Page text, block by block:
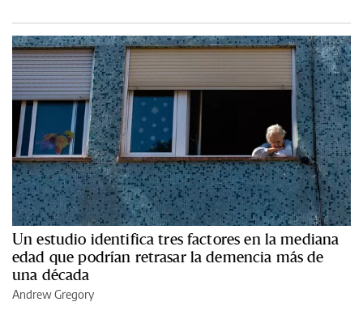
Un estudio identifica tres factores en la mediana
edad que podrían retrasar la demencia más de
una década
Andrew Gregory